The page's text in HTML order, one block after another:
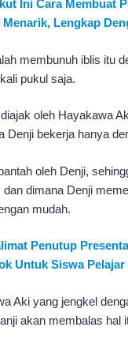
Ini Cara Membuat
Lengkap
membunuh iblis itu
pukul saja.
oleh Hayakawa
Denji bekerja hanya
oleh Denji,
dimana Denji
mudah.
Penutup
Untuk Siswa
Aki yang jengkel
akan membalas hal